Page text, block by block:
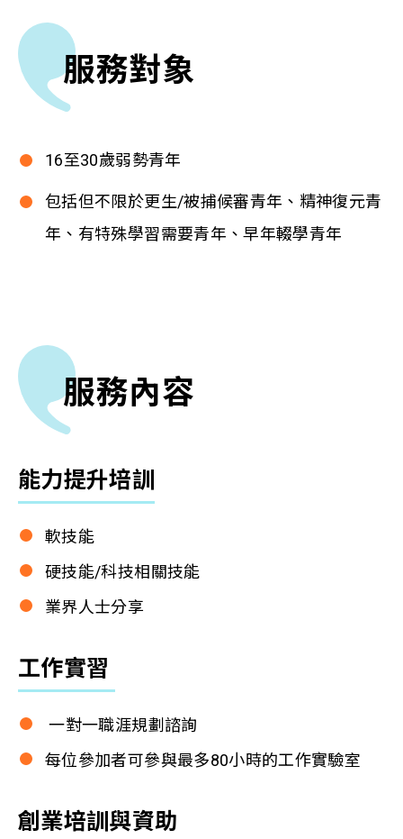
服務對象
16至30歲弱勢青年
包括但不限於更生/被捕候審青年、精神復元青
年、有特殊學習需要青年、早年輟學青年
服務內容
能力提升培訓
軟技能
硬技能/科技相關技能
業界人士分享
工作實習
一對一職涯規劃諮詢
每位參加者可參與最多80小時的工作實驗室
創業培訓與資助